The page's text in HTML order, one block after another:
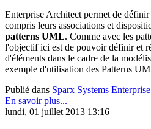
Enterprise Architect permet de
compris leurs associations et
patterns UML. Comme avec les
l'objectif ici est de pouvoir définir et
d'éléments dans le cadre de la
exemple d'utilisation des Patterns
Publié dans Sparx Systems
En savoir plus...
lundi, 01 juillet 2013 13:16